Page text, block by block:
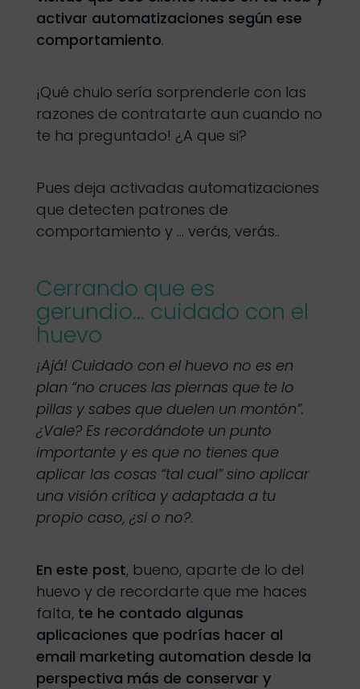
activar automatizaciones según ese
comportamiento.
¡Qué chulo sería sorprenderle con las
razones de contratarte aun cuando no
te ha preguntado! ¿A que si?
Pues deja activadas automatizaciones
que detecten patrones de
comportamiento y … verás, verás..
Cerrando que es
gerundio… cuidado con el
huevo
¡Ajá! Cuidado con el huevo no es en
plan “no cruces las piernas que te lo
pillas y sabes que duelen un montón”.
¿Vale? Es recordándote un punto
importante y es que no tienes que
aplicar las cosas “tal cual” sino aplicar
una visión crítica y adaptada a tu
propio caso, ¿si o no?.
En este post, bueno, aparte de lo del
huevo y de recordarte que me haces
falta, te he contado algunas
aplicaciones que podrías hacer al
email marketing automation desde la
perspectiva más de conservar y